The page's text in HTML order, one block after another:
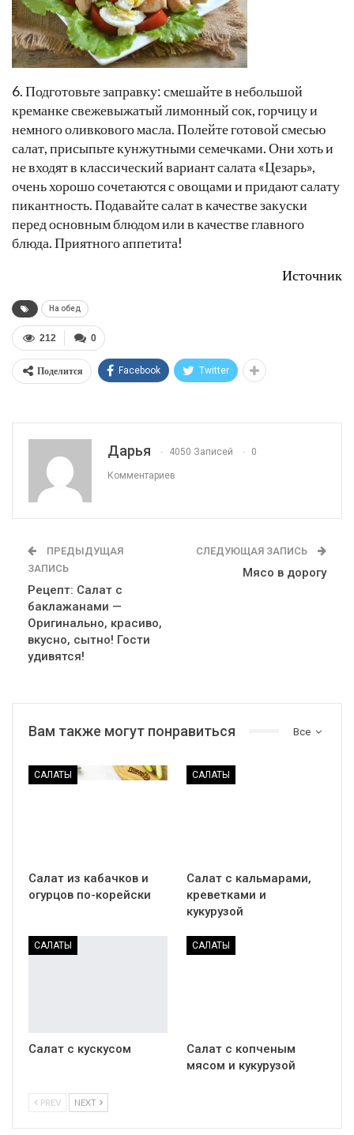
6. Подготовьте заправку: смешайте в небольшой
креманке свежевыжатый лимонный сок, горчицу и
немного оливкового масла. Полейте готовой смесью
салат, присыпьте кунжутными семечками. Они хоть и
не входят в классический вариант салата «Цезарь»,
очень хорошо сочетаются с овощами и придают салату
пикантность. Подавайте салат в качестве закуски
перед основным блюдом или в качестве главного
блюда. Приятного аппетита!
Источник
На обед
0
212
Поделится Facebook Twitter
Дарья 4050 Записей 0
Комментариев
ПРЕДЫДУЩАЯ
ЗАПИСЬ
Рецепт: Салат с
баклажанами —
Оригинально, красиво,
вкусно, сытно! Гости
удивятся!
СЛЕДУЮЩАЯ ЗАПИСЬ
Мясо в дорогу
Все
Вам также могут понравиться
САЛАТЫ
Салат из кабачков и
огурцов по-корейски
САЛАТЫ
Салат с кальмарами,
креветками и
кукурузой
САЛАТЫ
Салат с кускусом
САЛАТЫ
Салат с копченым
мясом и кукурузой
PREV NEXT